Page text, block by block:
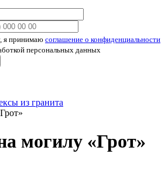
я принимаю соглашение о конфиденциальности
персональных данных
из гранита
могилу «Грот»